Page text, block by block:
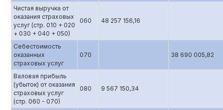
Чистая выручка от
оказания страховых
услуг (стр. 010 + 020
+ 030 + 040 + 050)
060 48 257 156,16
Себестоимость
оказанных
страховых услуг
070 38 690 005,82
Валовая прибыль
(убыток) от оказания
страховых услуг
(стр. 060 - 070)
080 9 567 150,34